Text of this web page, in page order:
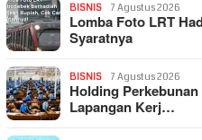
BISNIS 7 Agustus 2026
Lomba Foto LRT
Syaratnya
BISNIS 7 Agustus 2026
Holding
Lapangan Kerj…